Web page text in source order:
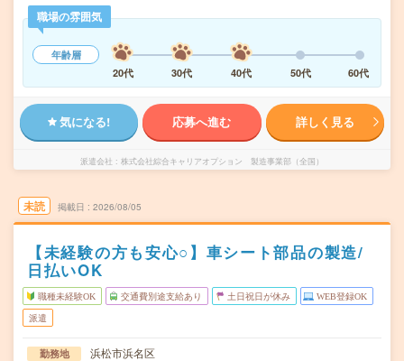
職場の雰囲気
年齢層
20代
30代 40代 50代 60代
気になる! 応募へ進む 詳しく見る
派遣会社 株式会社綜合キャリアオプション 製造事業部（全国）
未読 掲載日 2026/08/05
【未経験の方も安心○】車シート部品の製造/
日払いOK
職種未経験OK 交通費別途支給あり 土日祝日が休み WEB登録OK
派遣
勤務地 浜松市浜名区